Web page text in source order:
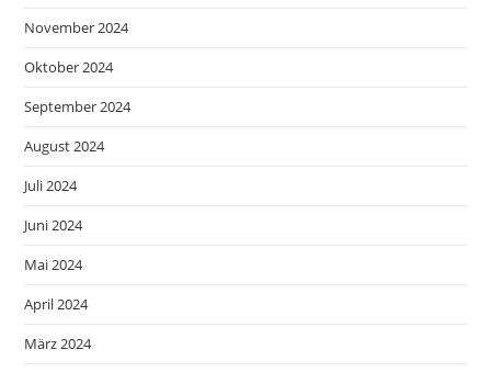
November 2024
Oktober 2024
September 2024
August 2024
Juli 2024
Juni 2024
Mai 2024
April 2024
März 2024